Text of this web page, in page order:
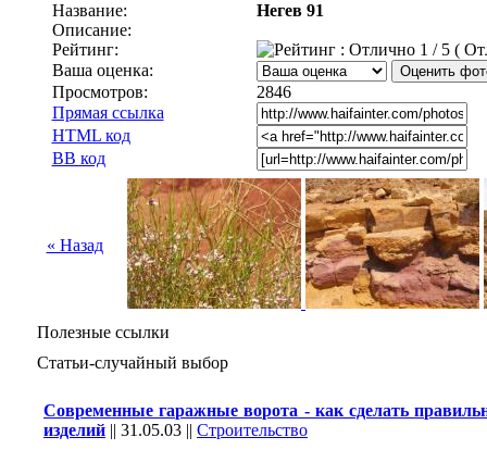
Название:
Негев 91
Описание:
Рейтинг:
1 / 5 (
Ваша оценка:
Просмотров:
2846
Прямая ссылка
HTML код
BB код
« Назад
Полезные ссылки
Статьи-случайный выбор
Современные гаражные ворота - как сделать
изделий || 31.05.03 || Строительство